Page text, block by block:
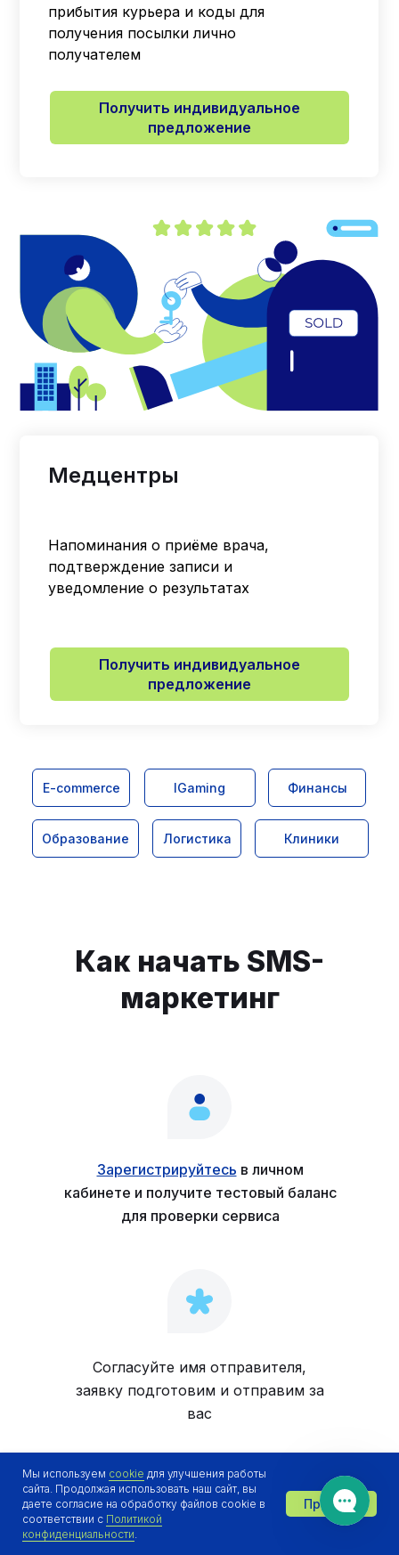
Мы используем cookie для улучшения работы
сайта. Продолжая использовать наш сайт, вы
даете согласие на обработку файлов cookie в
соответствии с Политикой
конфиденциальности.
Принять
прибытия курьера и коды для
получения посылки лично
получателем
Получить индивидуальное
предложение
Медцентры
Напоминания о приёме врача,
подтверждение записи и
уведомление о результатах
Получить индивидуальное
предложение
E-commerce IGaming Финансы
Образование Логистика Клиники
Как начать SMS-
маркетинг
Зарегистрируйтесь в личном
кабинете и получите тестовый баланс
для проверки сервиса
Согласуйте имя отправителя,
заявку подготовим и отправим за
вас
Отдел продаж онлайн 👋